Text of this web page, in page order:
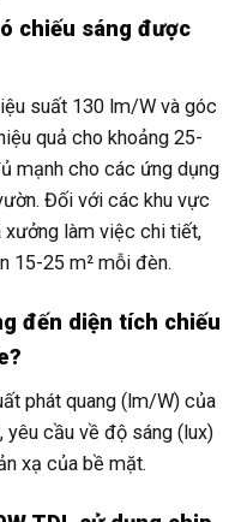
chiếu sáng được
suất 130 lm/W và góc
quả cho khoảng 25-
mạnh cho các ứng dụng
Đối với các khu vực
xưởng làm việc chi tiết,
15-25 m² mỗi đèn.
đến diện tích chiếu
phát quang (lm/W) của
cầu về độ sáng (lux)
xạ của bề mặt.